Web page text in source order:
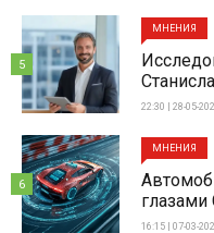
МНЕНИЯ
22:30 | 28-05-
5
МНЕНИЯ
16:15 | 07-03-
6